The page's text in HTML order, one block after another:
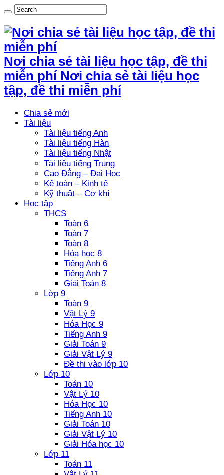
Nơi chia sẻ tài liệu học tập, đề thi
miễn phí Nơi chia sẻ tài liệu học
tập, đề thi miễn phí
Chia sẻ mới
Tài liệu
Tài liệu tiếng Anh
Tài liệu tiếng Hàn
Tài liệu tiếng Nhật
Tài liệu tiếng Trung
Cao Đẳng – Đại Học
Kế toán – Kinh tế
Kỹ thuật – Cơ khí
Học tập
THCS
Toán 6
Toán 7
Toán 8
Hóa học 8
Tiếng Anh 6
Tiếng Anh 7
Giải Toán 8
Lớp 9
Toán 9
Vật Lý 9
Hóa Học 9
Tiếng Anh 9
Giải Toán 9
Giải Vật Lý 9
Đề thi vào lớp 10
Lớp 10
Toán 10
Vật Lý 10
Hóa Học 10
Tiếng Anh 10
Giải Toán 10
Giải Vật Lý 10
Giải Hóa học 10
Lớp 11
Toán 11